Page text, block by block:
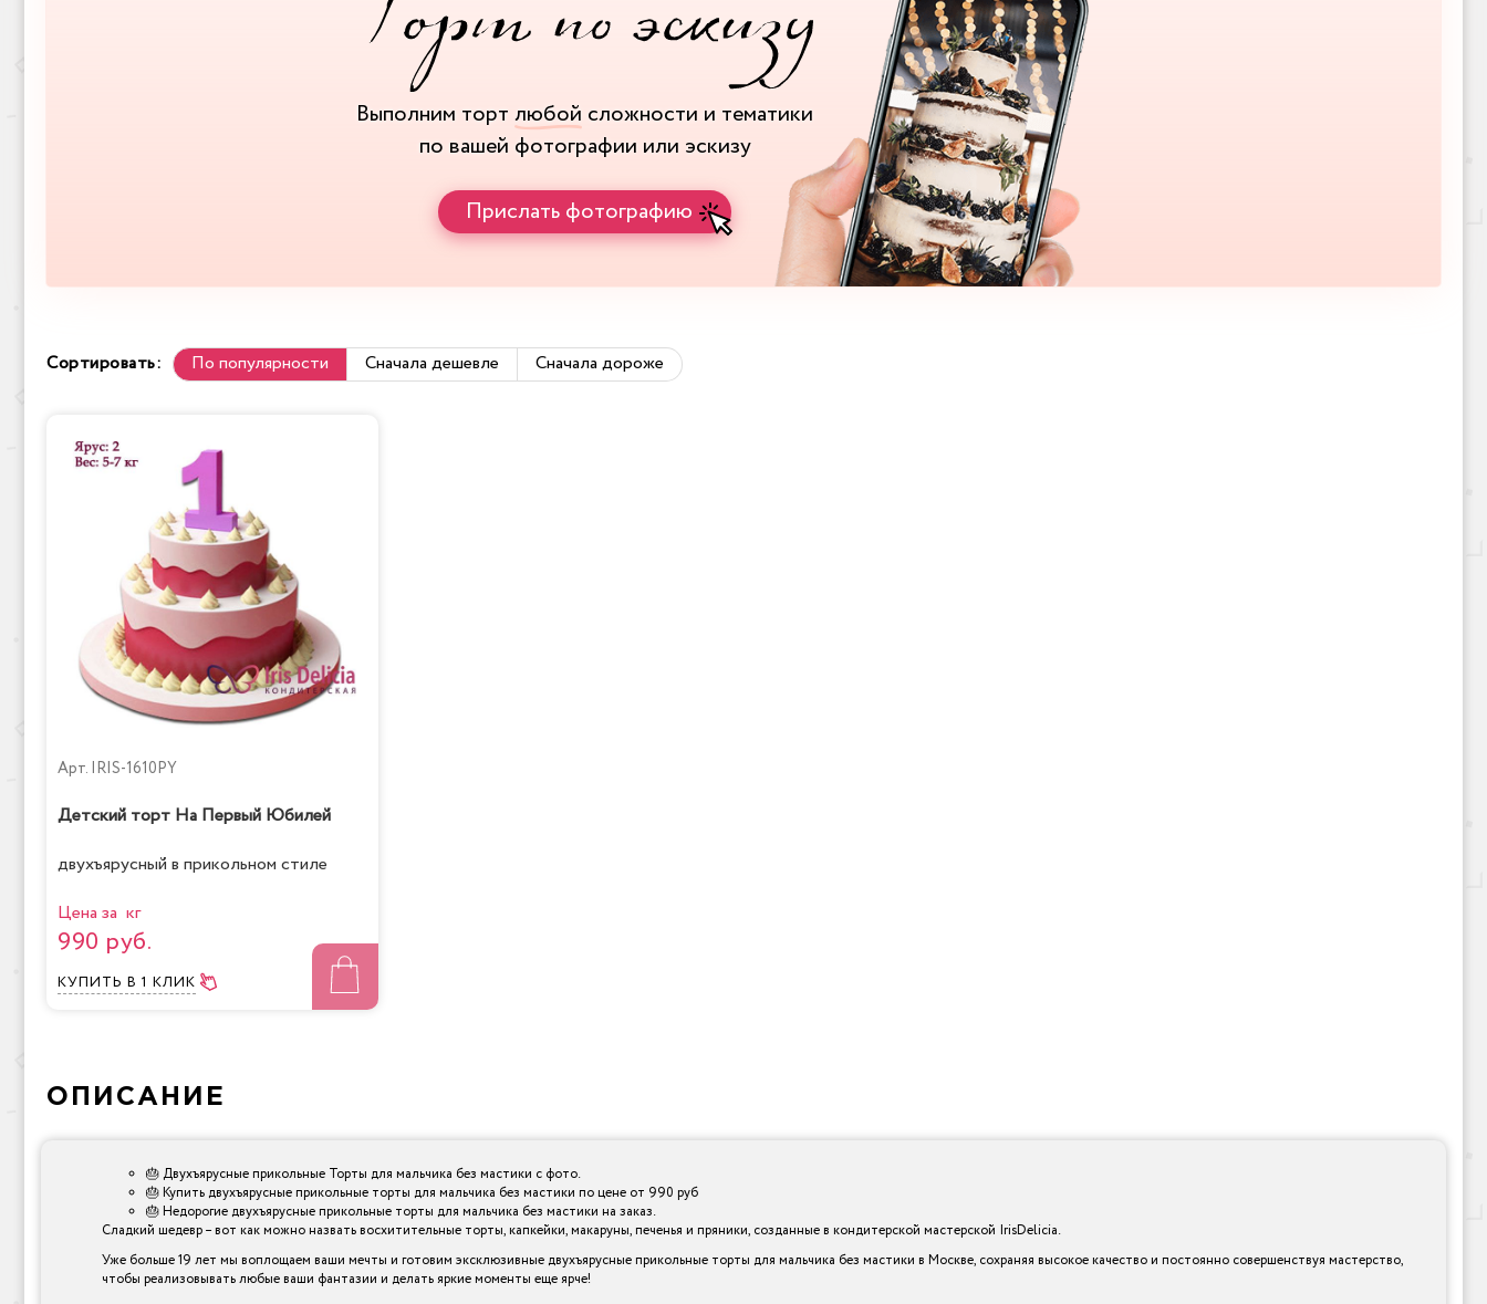
Выполним торт любой сложности и тематики
по вашей фотографии или эскизу
Прислать фотографию
Сортировать: По популярности Сначала дешевле Сначала дороже
Арт. IRIS-1610PY
Детский торт На Первый Юбилей
двухъярусный в прикольном стиле
Цена за кг
990 руб.
КУПИТЬ В 1 КЛИК
ОПИСАНИЕ
🎂 Двухъярусные прикольные Торты для мальчика без мастики с фото.
🎂 Купить двухъярусные прикольные торты для мальчика без мастики по цене от 990 руб
🎂 Недорогие двухъярусные прикольные торты для мальчика без мастики на заказ.
Сладкий шедевр – вот как можно назвать восхитительные торты, капкейки, макаруны, печенья и пряники, созданные в кондитерской мастерской IrisDelicia.
Уже больше 19 лет мы воплощаем ваши мечты и готовим эксклюзивные двухъярусные прикольные торты для мальчика без мастики в Москве, сохраняя высокое качество и постоянно совершенствуя мастерство,
чтобы реализовывать любые ваши фантазии и делать яркие моменты еще ярче!